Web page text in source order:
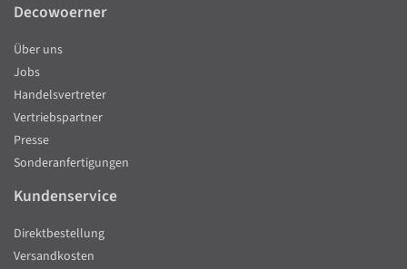
Decowoerner
Über uns
Jobs
Handelsvertreter
Vertriebspartner
Presse
Sonderanfertigungen
Kundenservice
Direktbestellung
Versandkosten